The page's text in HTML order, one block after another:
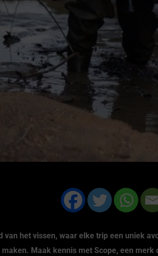
van het vissen, waar elke trip een uniek
Maak kennis met Scope, een merk
Shirt ‘BreamKing’ zwart
€19.95